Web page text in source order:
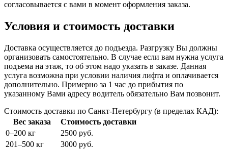
согласовывается с вами в момент оформления заказа.
Условия и стоимость доставки
Доставка осуществляется до подъезда. Разгрузку Вы должны
организовать самостоятельно. В случае если вам нужна услуга
подъема на этаж, то об этом надо указать в заказе. Данная
услуга возможна при условии наличия лифта и оплачивается
дополнительно. Примерно за 1 час до прибытия по
указанному Вами адресу водитель обязательно Вам позвонит.
Стоимость доставки по Санкт-Петербургу (в пределах КАД):
Вес заказа
Стоимость доставки
0–200 кг
2500 руб.
201–500 кг
3000 руб.